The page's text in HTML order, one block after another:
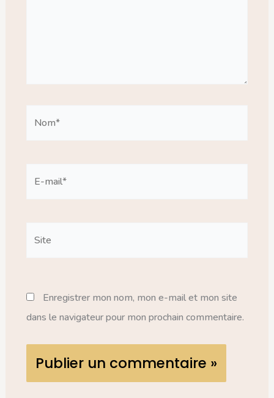
Enregistrer mon nom, mon e-mail et mon site
dans le navigateur pour mon prochain commentaire.